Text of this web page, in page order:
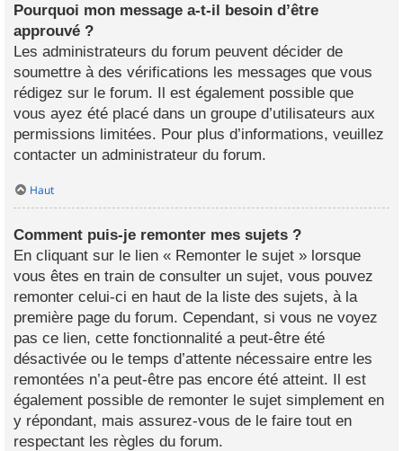
Pourquoi mon message a-t-il besoin d’être
approuvé ?
Les administrateurs du forum peuvent décider de
soumettre à des vérifications les messages que vous
rédigez sur le forum. Il est également possible que
vous ayez été placé dans un groupe d’utilisateurs aux
permissions limitées. Pour plus d’informations, veuillez
contacter un administrateur du forum.
Haut
Comment puis-je remonter mes sujets ?
En cliquant sur le lien « Remonter le sujet » lorsque
vous êtes en train de consulter un sujet, vous pouvez
remonter celui-ci en haut de la liste des sujets, à la
première page du forum. Cependant, si vous ne voyez
pas ce lien, cette fonctionnalité a peut-être été
désactivée ou le temps d’attente nécessaire entre les
remontées n’a peut-être pas encore été atteint. Il est
également possible de remonter le sujet simplement en
y répondant, mais assurez-vous de le faire tout en
respectant les règles du forum.